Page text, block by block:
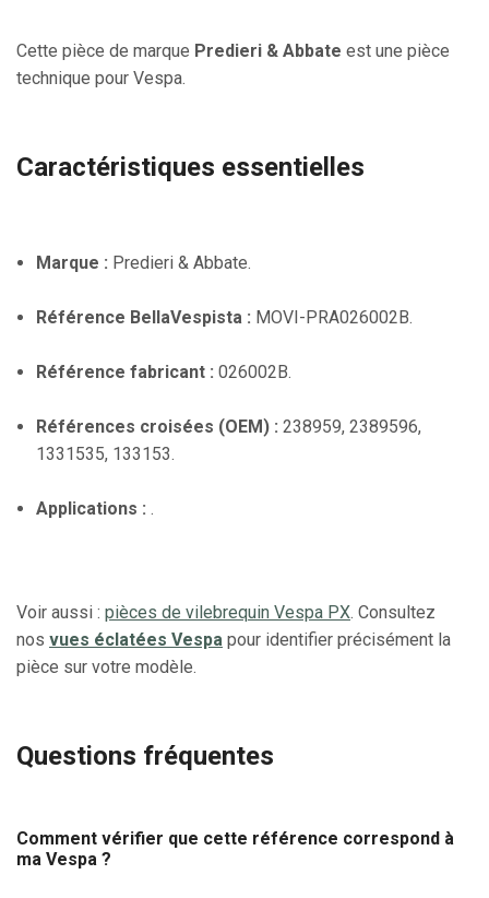
Cette pièce de marque Predieri & Abbate est une pièce
technique pour Vespa.
Caractéristiques essentielles
Marque : Predieri & Abbate.
Référence BellaVespista : MOVI-PRA026002B.
Référence fabricant : 026002B.
Références croisées (OEM) : 238959, 2389596,
1331535, 133153.
Applications : .
Voir aussi : pièces de vilebrequin Vespa PX. Consultez
nos vues éclatées Vespa pour identifier précisément la
pièce sur votre modèle.
Questions fréquentes
Comment vérifier que cette référence correspond à
ma Vespa ?